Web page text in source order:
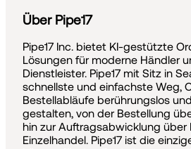
Über Pipe17
Pipe17 Inc. bietet KI-gestützte
Lösungen für moderne Händler
Dienstleister. Pipe17 mit Sitz in
schnellste und einfachste Weg,
Bestellabläufe berührungslos
gestalten, von der Bestellung
hin zur Auftragsabwicklung über
Einzelhandel. Pipe17 ist die